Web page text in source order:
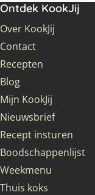
Ontdek KookJij
Over KookJij
Contact
Recepten
Blog
Mijn KookJij
Nieuwsbrief
Recept insturen
Boodschappenlijst
Weekmenu
Thuis koks